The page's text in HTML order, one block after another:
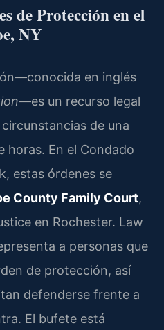
de Protección en el
NY
en inglés
—es un recurso legal
de una
horas. En el Condado
estas órdenes se
County Family Court,
en Rochester. Law
a personas que
de protección, así
defenderse frente a
El bufete está